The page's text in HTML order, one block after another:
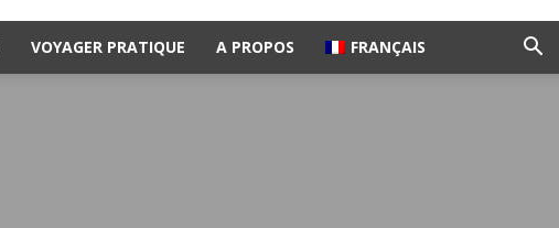
VOYAGER PRATIQUE A PROPOS FRANÇAIS